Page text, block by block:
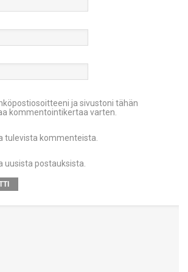
ja sivustoni tähän
kommentointikertaa varten.
tulevista kommenteista.
uusista postauksista.